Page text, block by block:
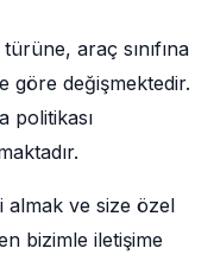
araç sınıfına
göre değişmektedir.
politikası
almak ve size özel
bizimle iletişime